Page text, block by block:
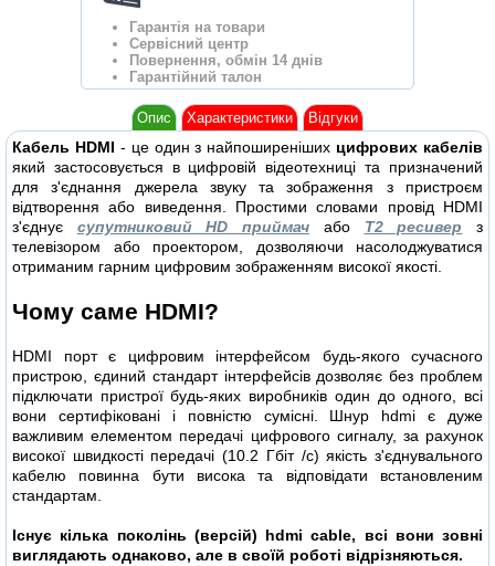
Гарантія на товари
Сервісний центр
Повернення, обмін 14 днів
Гарантійний талон
Опис Характеристики Відгуки
Кабель HDMI - це один з найпоширеніших цифрових кабелів
який застосовується в цифровій відеотехниці та призначений
для з'єднання джерела звуку та зображення з пристроєм
відтворення або виведення. Простими словами провід HDMI
з'єднує супутниковий HD приймач або Т2 ресивер з
телевізором або проектором, дозволяючи насолоджуватися
отриманим гарним цифровим зображенням високої якості.
Чому саме HDMI?
HDMI порт є цифровим інтерфейсом будь-якого сучасного
пристрою, єдиний стандарт інтерфейсів дозволяє без проблем
підключати пристрої будь-яких виробників один до одного, всі
вони сертифіковані і повністю сумісні. Шнур hdmi є дуже
важливим елементом передачі цифрового сигналу, за рахунок
високої швидкості передачі (10.2 Гбіт /с) якість з'єднувального
кабелю повинна бути висока та відповідати встановленим
стандартам.
Існує кілька поколінь (версій) hdmi cable, всі вони зовні
виглядають однаково, але в своїй роботі відрізняються.